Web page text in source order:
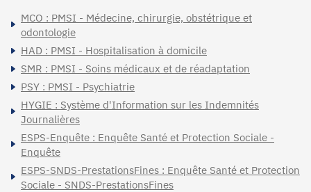
MCO : PMSI - Médecine, chirurgie, obstétrique et
odontologie
HAD : PMSI - Hospitalisation à domicile
SMR : PMSI - Soins médicaux et de réadaptation
PSY : PMSI - Psychiatrie
HYGIE : Système d'Information sur les Indemnités
Journalières
ESPS-Enquête : Enquête Santé et Protection Sociale -
Enquête
ESPS-SNDS-PrestationsFines : Enquête Santé et Protection
Sociale - SNDS-PrestationsFines